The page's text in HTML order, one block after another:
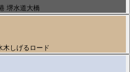
堺水道大橋
木しげるロード